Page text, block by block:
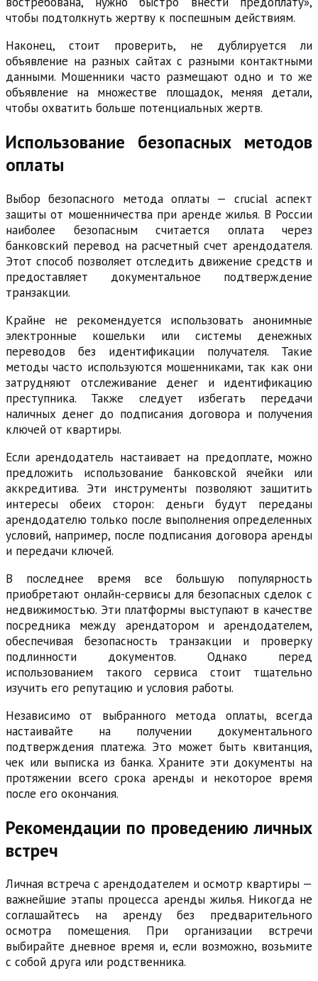
чтобы подтолкнуть жертву к поспешным действиям.
Наконец, стоит проверить, не дублируется ли
объявление на разных сайтах с разными контактными
данными. Мошенники часто размещают одно и то же
объявление на множестве площадок, меняя детали,
чтобы охватить больше потенциальных жертв.
Использование безопасных методов
оплаты
Выбор безопасного метода оплаты — crucial аспект
защиты от мошенничества при аренде жилья. В России
наиболее безопасным считается оплата через
банковский перевод на расчетный счет арендодателя.
Этот способ позволяет отследить движение средств и
предоставляет документальное подтверждение
транзакции.
Крайне не рекомендуется использовать анонимные
электронные кошельки или системы денежных
переводов без идентификации получателя. Такие
методы часто используются мошенниками, так как они
затрудняют отслеживание денег и идентификацию
преступника. Также следует избегать передачи
наличных денег до подписания договора и получения
ключей от квартиры.
Если арендодатель настаивает на предоплате, можно
предложить использование банковской ячейки или
аккредитива. Эти инструменты позволяют защитить
интересы обеих сторон: деньги будут переданы
арендодателю только после выполнения определенных
условий, например, после подписания договора аренды
и передачи ключей.
В последнее время все большую популярность
приобретают онлайн-сервисы для безопасных сделок с
недвижимостью. Эти платформы выступают в качестве
посредника между арендатором и арендодателем,
обеспечивая безопасность транзакции и проверку
подлинности документов. Однако перед
использованием такого сервиса стоит тщательно
изучить его репутацию и условия работы.
Независимо от выбранного метода оплаты, всегда
настаивайте на получении документального
подтверждения платежа. Это может быть квитанция,
чек или выписка из банка. Храните эти документы на
протяжении всего срока аренды и некоторое время
после его окончания.
Рекомендации по проведению личных
встреч
Личная встреча с арендодателем и осмотр квартиры —
важнейшие этапы процесса аренды жилья. Никогда не
соглашайтесь на аренду без предварительного
осмотра помещения. При организации встречи
выбирайте дневное время и, если возможно, возьмите
с собой друга или родственника.